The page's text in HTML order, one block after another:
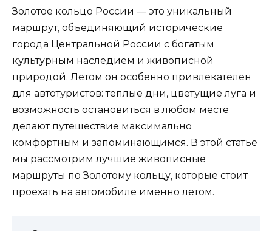
Золотое кольцо России — это уникальный
маршрут, объединяющий исторические
города Центральной России с богатым
культурным наследием и живописной
природой. Летом он особенно привлекателен
для автотуристов: теплые дни, цветущие луга и
возможность остановиться в любом месте
делают путешествие максимально
комфортным и запоминающимся. В этой статье
мы рассмотрим лучшие живописные
маршруты по Золотому кольцу, которые стоит
проехать на автомобиле именно летом.